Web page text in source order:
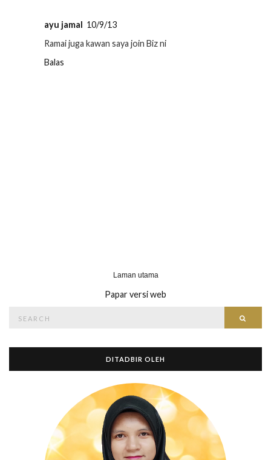
ayu jamal 10/9/13
Ramai juga kawan saya join Biz ni
Balas
Laman utama
Papar versi web
for:
DITADBIR OLEH